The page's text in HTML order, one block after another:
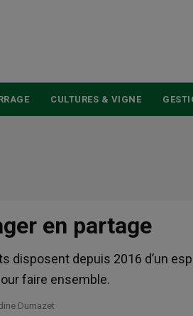
CULTURES & VIGNE
en partage
disposent depuis 2016 d’un
faire ensemble.
Dumazet